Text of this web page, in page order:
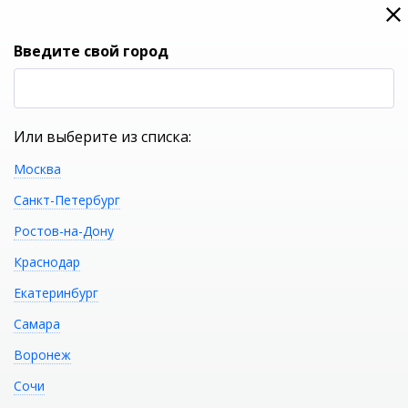
0
Крепеж для писсуара
JIKA DOMINO/KORINT
Введите свой город
Или выберите из списка:
Москва
Санкт-Петербург
Ростов-на-Дону
Краснодар
Екатеринбург
Самара
Воронеж
Сочи